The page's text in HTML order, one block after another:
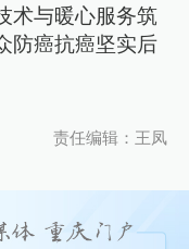
术与暖心服务筑
防癌抗癌坚实后
责任编辑：王凤